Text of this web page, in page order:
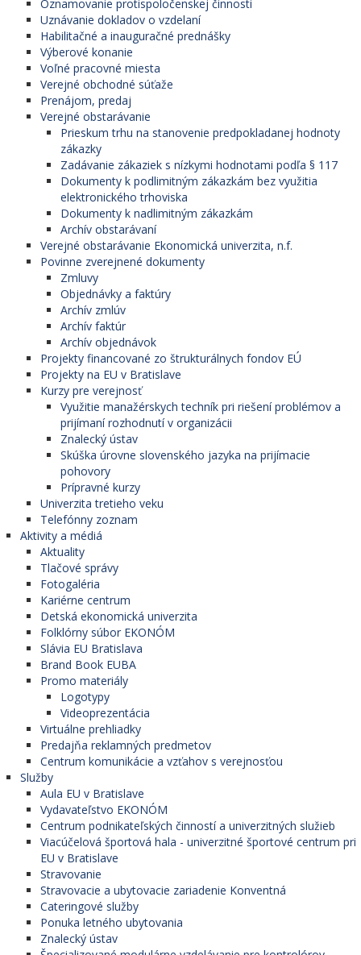
Oznamovanie protispoločenskej činnosti
Uznávanie dokladov o vzdelaní
Habilitačné a inauguračné prednášky
Výberové konanie
Voľné pracovné miesta
Verejné obchodné súťaže
Prenájom, predaj
Verejné obstarávanie
Prieskum trhu na stanovenie predpokladanej hodnoty
zákazky
Zadávanie zákaziek s nízkymi hodnotami podľa § 117
Dokumenty k podlimitným zákazkám bez využitia
elektronického trhoviska
Dokumenty k nadlimitným zákazkám
Archív obstarávaní
Verejné obstarávanie Ekonomická univerzita, n.f.
Povinne zverejnené dokumenty
Zmluvy
Objednávky a faktúry
Archív zmlúv
Archív faktúr
Archív objednávok
Projekty financované zo štrukturálnych fondov EÚ
Projekty na EU v Bratislave
Kurzy pre verejnosť
Využitie manažérskych techník pri riešení problémov a
prijímaní rozhodnutí v organizácii
Znalecký ústav
Skúška úrovne slovenského jazyka na prijímacie
pohovory
Prípravné kurzy
Univerzita tretieho veku
Telefónny zoznam
Aktivity a médiá
Aktuality
Tlačové správy
Fotogaléria
Kariérne centrum
Detská ekonomická univerzita
Folklórny súbor EKONÓM
Slávia EU Bratislava
Brand Book EUBA
Promo materiály
Logotypy
Videoprezentácia
Virtuálne prehliadky
Predajňa reklamných predmetov
Centrum komunikácie a vzťahov s verejnosťou
Služby
Aula EU v Bratislave
Vydavateľstvo EKONÓM
Centrum podnikateľských činností a univerzitných služieb
Viacúčelová športová hala - univerzitné športové centrum pri
EU v Bratislave
Stravovanie
Stravovacie a ubytovacie zariadenie Konventná
Cateringové služby
Ponuka letného ubytovania
Znalecký ústav